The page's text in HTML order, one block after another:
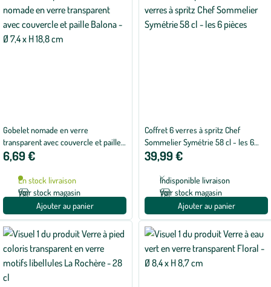
Gobelet nomade en verre
transparent avec couvercle et paille
Balona - Ø 7,4 x H 18,8 cm
6,69 €
En stock livraison
Voir stock magasin
Ajouter au panier
Coffret 6 verres à spritz Chef
Sommelier Symétrie 58 cl - les 6
pièces
39,99 €
Indisponible livraison
Voir stock magasin
Ajouter au panier